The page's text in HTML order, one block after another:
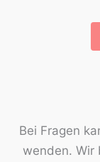
Bei Fragen
wenden. Wir